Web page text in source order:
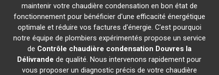
maintenir votre chaudière condensation en bon état de
fonctionnement pour bénéficier d'une efficacité énergétique
optimale et réduire vos factures d'énergie. C'est pourquoi
notre équipe de plombiers expérimentés propose un service
de Contrôle chaudière condensation Douvres la
Délivrande de qualité. Nous intervenons rapidement pour
vous proposer un diagnostic précis de votre chaudière